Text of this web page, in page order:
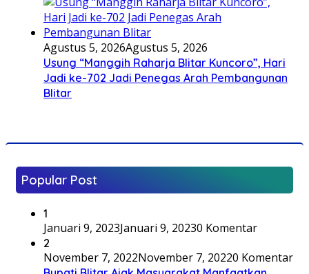
Agustus 5, 2026Agustus 5, 2026
Usung “Manggih Raharja Blitar Kuncoro”, Hari
Jadi ke-702 Jadi Penegas Arah Pembangunan
Blitar
Popular Post
1
Januari 9, 2023Januari 9, 20230 Komentar
2
November 7, 2022November 7, 20220 Komentar